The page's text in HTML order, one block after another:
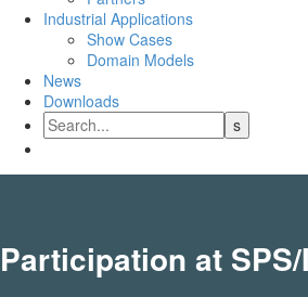
Industrial Applications
Show Cases
Domain Models
News
Downloads
Participation at